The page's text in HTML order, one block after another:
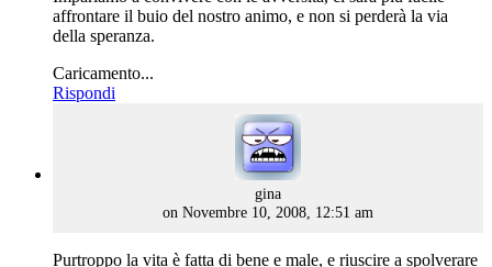
affrontare il buio del nostro animo, e non si perderà la via
della speranza.
Caricamento...
Rispondi
ginasays:
on Novembre 10, 2008, 12:51 am
Purtroppo la vita è fatta di bene e male, e riuscire a spolverare